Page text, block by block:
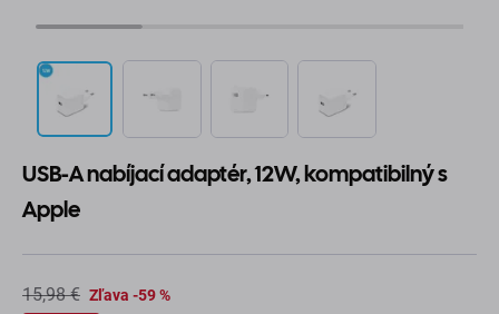
USB-A nabíjací adaptér, 12W, kompatibilný s
Apple
15,98 € Zľava -59 %